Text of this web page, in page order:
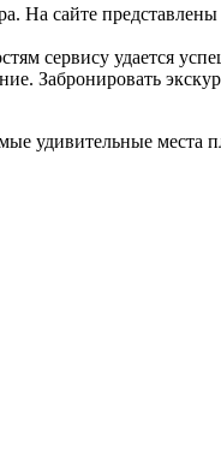
На сайте
сервису удается
Забронировать
удивительные места